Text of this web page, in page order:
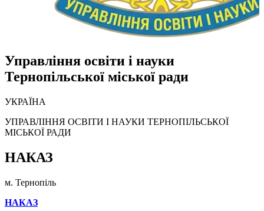
Управління освіти і науки
Тернопільської міської ради
УКРАЇНА
УПРАВЛІННЯ ОСВІТИ І НАУКИ ТЕРНОПІЛЬСЬКОЇ
МІСЬКОЇ РАДИ
НАКАЗ
м. Тернопіль
НАКАЗ